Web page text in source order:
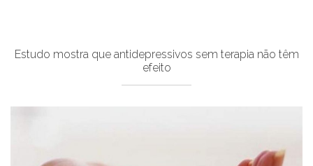
Estudo mostra que antidepressivos sem terapia não têm
efeito